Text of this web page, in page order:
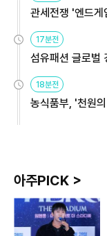
관세전쟁 '엔드
용해야
17분전
섬유패션 글로벌
원
18분전
농식품부, '천원
아주PICK >